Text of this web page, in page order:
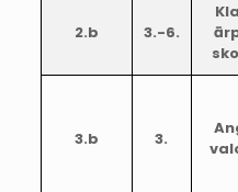
2.b 3.-6.
3.b 3.